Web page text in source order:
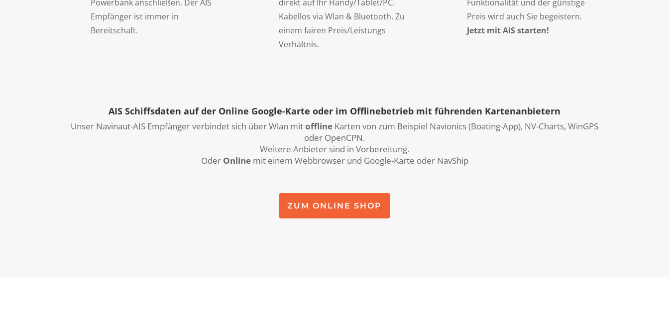
Powerbank anschließen. Der AIS
Empfänger ist immer in
Bereitschaft.
direkt auf Ihr Handy/Tablet/PC.
Kabellos via Wlan & Bluetooth. Zu
einem fairen Preis/Leistungs
Verhältnis.
Funktionalität und der günstige
Preis wird auch Sie begeistern.
Jetzt mit AIS starten!
AIS Schiffsdaten auf der Online Google-Karte oder im Offlinebetrieb mit führenden Kartenanbietern
Unser Navinaut-AIS Empfänger verbindet sich über Wlan mitoffline Karten von zum Beispiel Navionics (Boating-App), NV-Charts, WinGPS
oder OpenCPN.
Weitere Anbieter sind in Vorbereitung.
Oder Onlinemit einem Webbrowser und Google-Karte oder NavShip
ZUM ONLINE SHOP